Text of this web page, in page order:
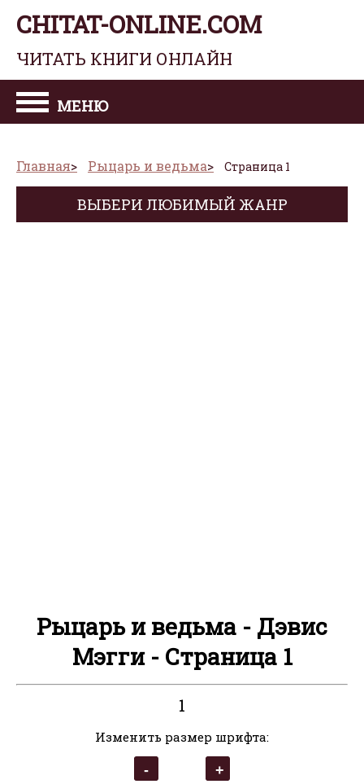
CHITAT-ONLINE.COM
ЧИТАТЬ КНИГИ ОНЛАЙН
МЕНЮ
Главная Рыцарь и ведьма Страница 1
ВЫБЕРИ ЛЮБИМЫЙ ЖАНР
Рыцарь и ведьма - Дэвис
Мэгги - Страница 1
1
Изменить размер шрифта: